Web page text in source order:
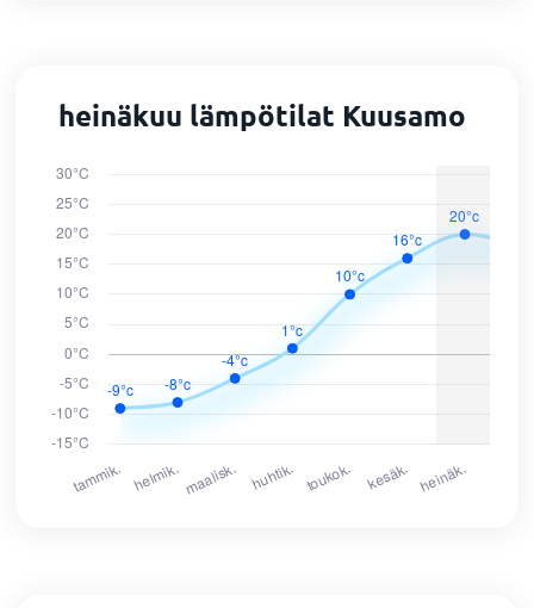
heinäkuu lämpötilat Kuusamo